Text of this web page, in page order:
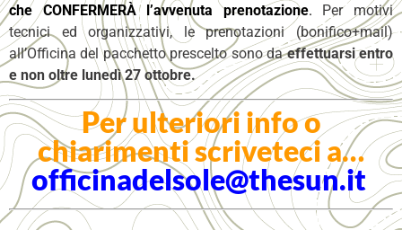
che CONFERMERÀ l’avvenuta prenotazione. Per motivi
tecnici ed organizzativi, le prenotazioni (bonifico+mail)
all’Officina del pacchetto prescelto sono daeffettuarsi entro
e non oltre lunedì 27 ottobre.
Per ulteriori info o
chiarimenti scriveteci a…
officinadelsole@thesun.it